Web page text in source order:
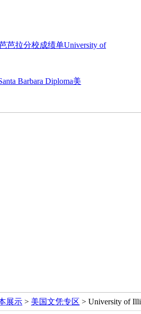
芭拉分校成绩单University of
Barbara Diploma美
展示 > 美国文凭专区 > University of